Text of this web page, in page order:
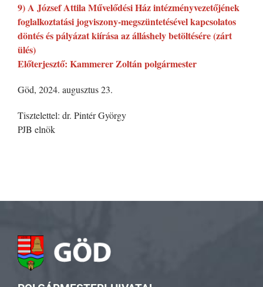
9) A József Attila Művelődési Ház intézményvezetőjének
foglalkoztatási jogviszony-megszüntetésével kapcsolatos
döntés és pályázat kiírása az álláshely betöltésére (zárt
ülés)
Előterjesztő: Kammerer Zoltán polgármester
Göd, 2024. augusztus 23.
Tisztelettel: dr. Pintér György
PJB elnök